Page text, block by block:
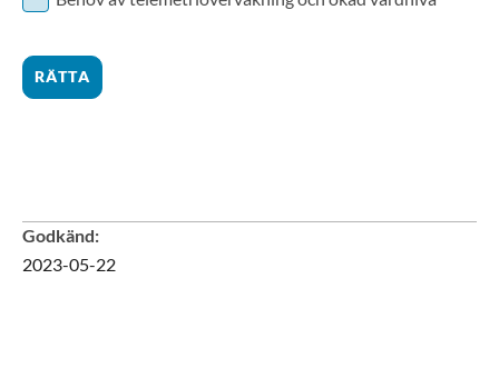
RÄTTA
Godkänd:
2023-05-22